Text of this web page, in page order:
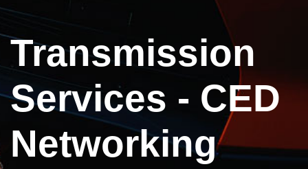
Transmission
Services - CED
Networking